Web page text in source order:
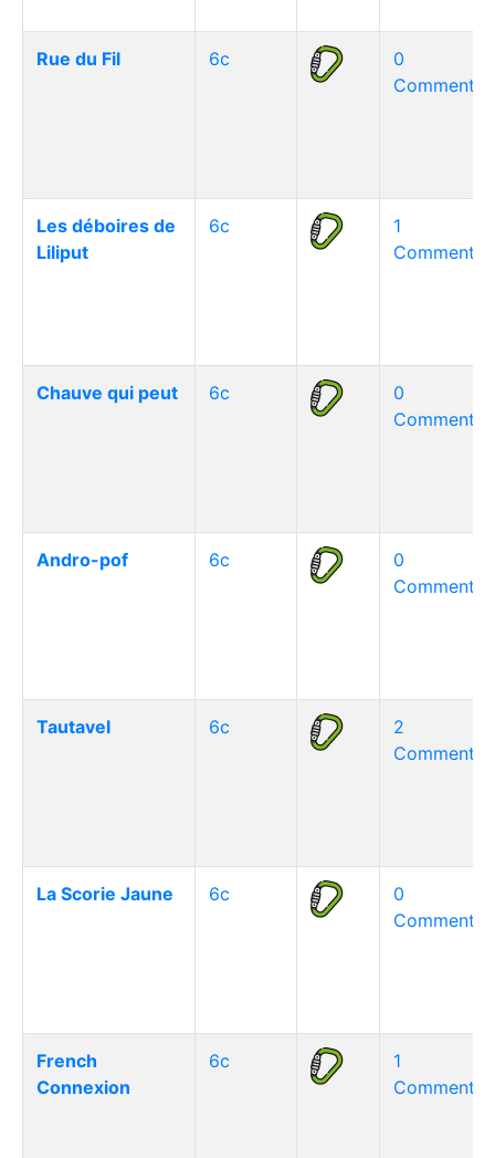
Rue du Fil 6c
0
Les déboires de
Liliput
6c
1
Chauve qui peut 6c
0
Andro-pof 6c
0
Tautavel 6c
2
La Scorie Jaune 6c
0
French
Connexion
6c
1